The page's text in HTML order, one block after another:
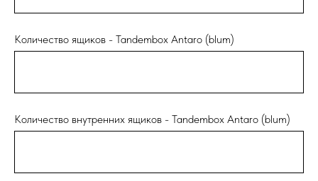
Количество ящиков - Tandembox Antaro (blum)
Количество внутренних ящиков - Tandembox Antaro (blum)